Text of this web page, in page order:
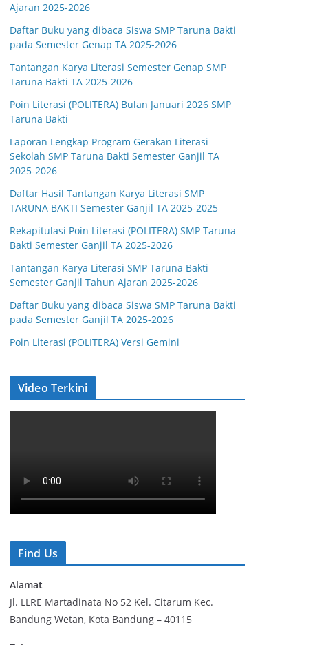
Ajaran 2025-2026
Daftar Buku yang dibaca Siswa SMP Taruna Bakti
pada Semester Genap TA 2025-2026
Tantangan Karya Literasi Semester Genap SMP
Taruna Bakti TA 2025-2026
Poin Literasi (POLITERA) Bulan Januari 2026 SMP
Taruna Bakti
Laporan Lengkap Program Gerakan Literasi
Sekolah SMP Taruna Bakti Semester Ganjil TA
2025-2026
Daftar Hasil Tantangan Karya Literasi SMP
TARUNA BAKTI Semester Ganjil TA 2025-2025
Rekapitulasi Poin Literasi (POLITERA) SMP Taruna
Bakti Semester Ganjil TA 2025-2026
Tantangan Karya Literasi SMP Taruna Bakti
Semester Ganjil Tahun Ajaran 2025-2026
Daftar Buku yang dibaca Siswa SMP Taruna Bakti
pada Semester Ganjil TA 2025-2026
Poin Literasi (POLITERA) Versi Gemini
Video Terkini
Find Us
Alamat
Jl. LLRE Martadinata No 52 Kel. Citarum Kec.
Bandung Wetan, Kota Bandung – 40115